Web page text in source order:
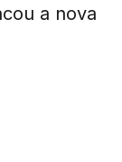
a nova